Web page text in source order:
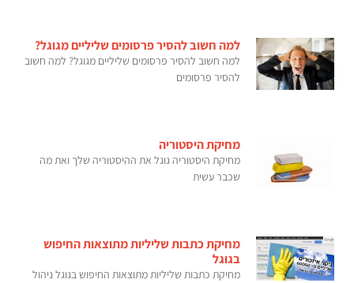
למה חשוב להסיר פרסומים שליליים מגוגל?
למה חשוב להסיר פרסומים שליליים מגוגל? למה חשוב
להסיר פרסומים
מחיקת היסטוריה
מחיקת היסטוריה גוגל את ההיסטוריה שלך ואת מה
שכבר עשית
מחיקת כתבות שליליות מתוצאות החיפוש
בגוגל
מחיקת כתבות שליליות מתוצאות החיפוש בגוגל ניהול